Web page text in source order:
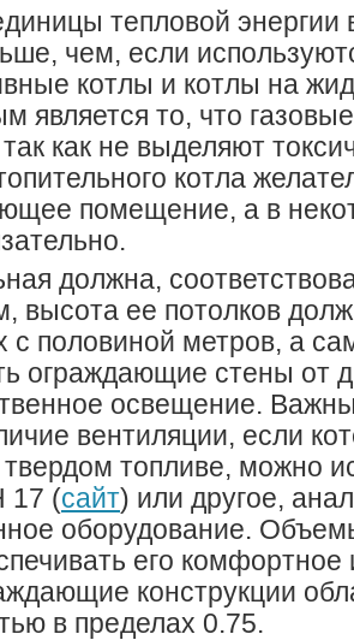
тепловой энергии
чем, если
котлы и котлы на
является то, что
как не выделяют
котла
помещение, а в
должна,
высота ее потолков
с половиной метров, а
ограждающие стены от
освещение.
вентиляции, если
топливе, можно
17 (сайт) или другое,
оборудование.
его комфортное
конструкции
в пределах 0.75.